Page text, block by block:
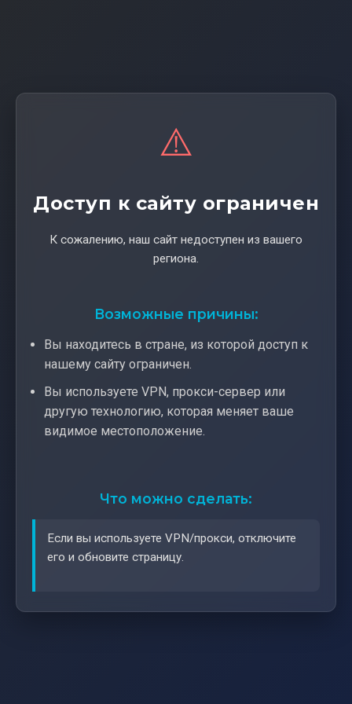
⚠️
Доступ к сайту ограничен
К сожалению, наш сайт недоступен из вашего
региона.
Возможные причины:
Вы находитесь в стране, из которой доступ к
нашему сайту ограничен.
Вы используете VPN, прокси-сервер или
другую технологию, которая меняет ваше
видимое местоположение.
Что можно сделать:
Если вы используете VPN/прокси, отключите
его и обновите страницу.